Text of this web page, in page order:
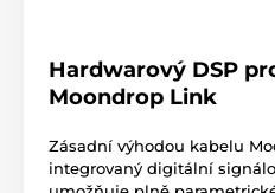
Hardwarový DSP
Moondrop Link
Zásadní výhodou kabelu
integrovaný digitální